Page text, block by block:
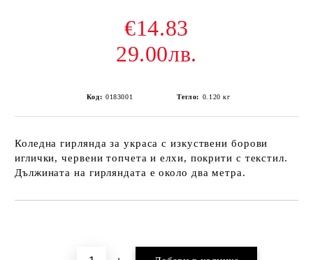
€14.83
29.00лв.
Код: 0183001 Тегло: 0.120 кг
Коледна гирлянда за украса с изкуствени борови
иглички, червени топчета и елхи, покрити с текстил.
Дължината на гирляндата е около два метра.